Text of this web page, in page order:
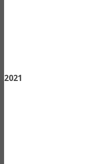
2021